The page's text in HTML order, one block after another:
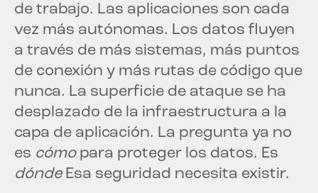
de trabajo. Las aplicaciones son cada
vez más autónomas. Los datos fluyen
a través de más sistemas, más puntos
de conexión y más rutas de código que
nunca. La superficie de ataque se ha
desplazado de la infraestructura a la
capa de aplicación. La pregunta ya no
es cómopara proteger los datos. Es
dóndeEsa seguridad necesita existir.